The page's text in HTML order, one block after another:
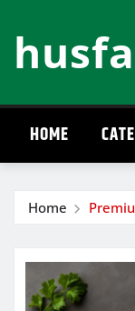
content
HOME
Home